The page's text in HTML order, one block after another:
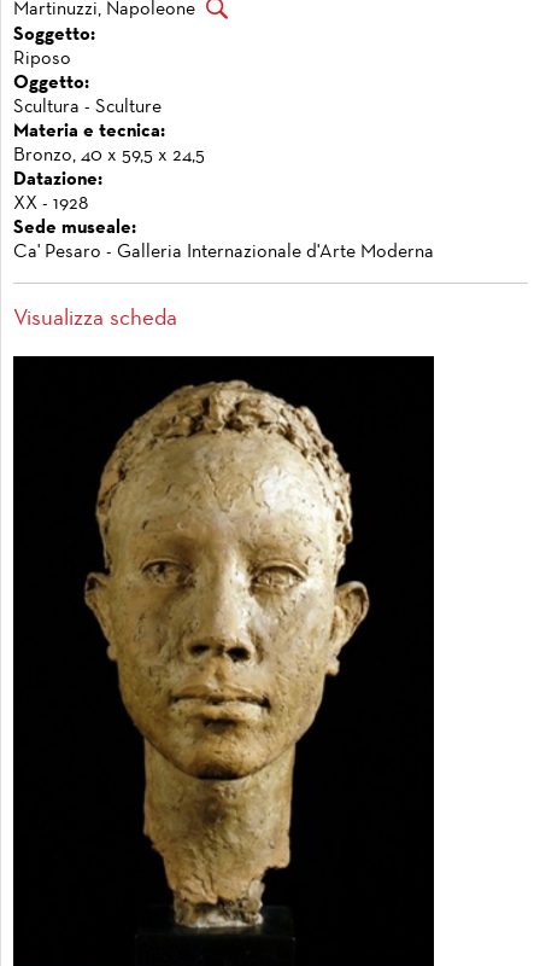
Martinuzzi, Napoleone
Soggetto:
Riposo
Oggetto:
Scultura - Sculture
Materia e tecnica:
Bronzo, 40 x 59,5 x 24,5
Datazione:
XX - 1928
Sede museale:
Ca' Pesaro - Galleria Internazionale d'Arte Moderna
Visualizza scheda